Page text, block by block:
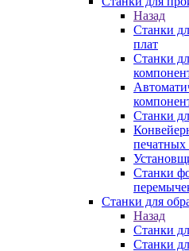
Назад
Станки
плат
Станки
Станки
печатных
Станки
Станки для
Назад
Станки
Станки